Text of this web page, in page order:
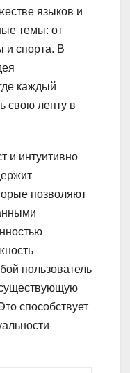
языков и
темы: от
и спорта. В
каждый
свою лепту в
и интуитивно
позволяют
пользователь
способствует